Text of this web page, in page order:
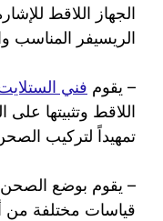
الجهاز اللاقط
الريسيفر المناسب
– يقوم فني
اللاقط وتثبيتها
تمهيداً لتركيب
– يقوم بوضع الصحن
قياسات مختلفة من